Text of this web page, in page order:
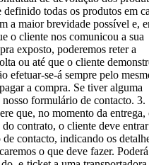
todas os produtos em
a maior brevidade possível e,
o cliente nos comunicou a sua
exposto, poderemos reter a
ou até que o cliente
efetuar-se-á sempre pelo
a compra. Se tiver alguma
formulário de contacto. 3.
que, no momento da entrega,
contrato, o cliente deve
contacto, indicando os
o que deve fazer. Poderá